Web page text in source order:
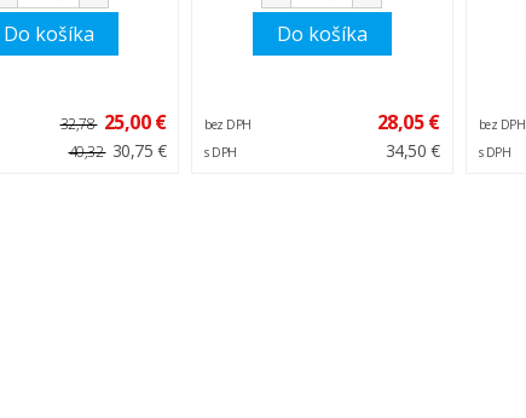
Do košíka
32,78 25,00 €
40,32 30,75 €
Do košíka
bez DPH 28,05 €
s DPH 34,50 €
bez DPH
s DPH